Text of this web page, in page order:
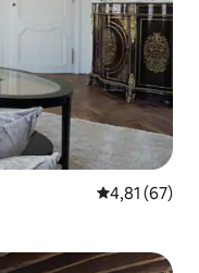
Gemiddelde
4,81 (67)